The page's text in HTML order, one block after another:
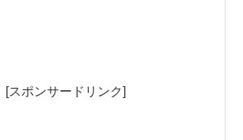
[スポンサードリンク]